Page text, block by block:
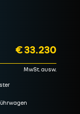
€ 33.230
MwSt. ausw.